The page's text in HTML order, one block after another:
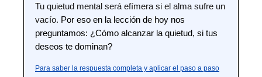
Tu quietud mental será efímera si el alma sufre un
vacío. Por eso en la lección de hoy nos
preguntamos: ¿Cómo alcanzar la quietud, si tus
deseos te dominan?
Para saber la respuesta completa y aplicar el paso a paso